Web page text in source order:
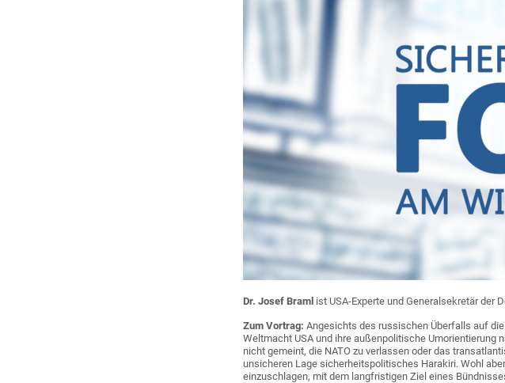
Dr. Josef Braml ist USA-Experte und Generalsekretär der
Zum Vortrag: Angesichts des russischen Überfalls auf
Weltmacht USA und ihre außenpolitische Umorientierung
nicht gemeint, die NATO zu verlassen oder das
unsicheren Lage sicherheitspolitisches Harakiri. Wohl
einzuschlagen, mit dem langfristigen Ziel eines